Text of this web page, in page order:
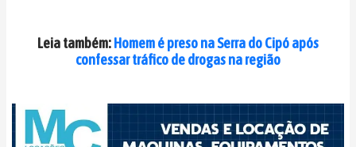
Leia também:Homem é preso na Serra do Cipó após
confessar tráfico de drogas na região